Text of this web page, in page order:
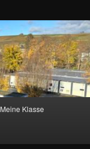
Meine Klasse